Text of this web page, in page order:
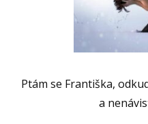
Ptám se Františka,
a